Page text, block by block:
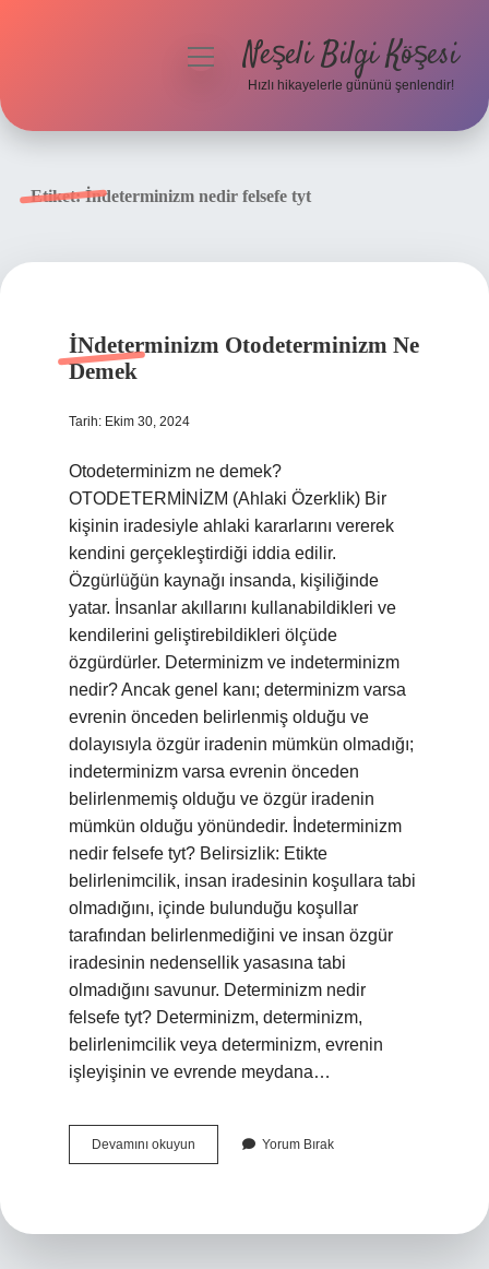
menüyüNeşeli Bilgi Köşesi
Hızlı hikayelerle gününü şenlendir!
Etiket:İndeterminizm nedir felsefe tyt
İNdeterminizm Otodeterminizm Ne
Demek
Tarih: Ekim 30, 2024
Otodeterminizm ne demek?
OTODETERMİNİZM (Ahlaki Özerklik) Bir
kişinin iradesiyle ahlaki kararlarını vererek
kendini gerçekleştirdiği iddia edilir.
Özgürlüğün kaynağı insanda, kişiliğinde
yatar. İnsanlar akıllarını kullanabildikleri ve
kendilerini geliştirebildikleri ölçüde
özgürdürler. Determinizm ve indeterminizm
nedir? Ancak genel kanı; determinizm varsa
evrenin önceden belirlenmiş olduğu ve
dolayısıyla özgür iradenin mümkün olmadığı;
indeterminizm varsa evrenin önceden
belirlenmemiş olduğu ve özgür iradenin
mümkün olduğu yönündedir. İndeterminizm
nedir felsefe tyt? Belirsizlik: Etikte
belirlenimcilik, insan iradesinin koşullara tabi
olmadığını, içinde bulunduğu koşullar
tarafından belirlenmediğini ve insan özgür
iradesinin nedensellik yasasına tabi
olmadığını savunur. Determinizm nedir
felsefe tyt? Determinizm, determinizm,
belirlenimcilik veya determinizm, evrenin
işleyişinin ve evrende meydana…
Devamını okuyun İNdeterminizm
Otodeterminizm
Yorum Bırak